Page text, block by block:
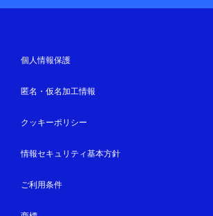
個人情報保護
匿名・仮名加工情報
クッキーポリシー
情報セキュリティ基本方針
ご利用条件